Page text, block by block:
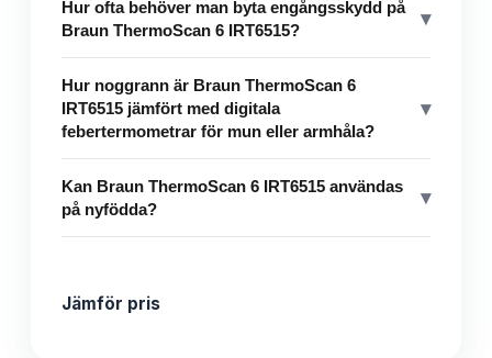
Hur ofta behöver man byta engångsskydd på
Braun ThermoScan 6 IRT6515?
▾
Hur noggrann är Braun ThermoScan 6
IRT6515 jämfört med digitala
febertermometrar för mun eller armhåla?
▾
Kan Braun ThermoScan 6 IRT6515 användas
på nyfödda?
▾
Jämför pris